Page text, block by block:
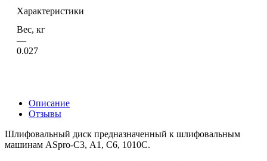
Характеристики
Вес, кг
—
0.027
Описание
Отзывы
Шлифовальный диск предназначенный к шлифовальным
машинам ASpro-С3, A1, C6, 1010C.